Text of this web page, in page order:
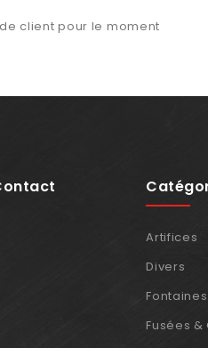
client pour le moment
Artifices
Divers
Fusées